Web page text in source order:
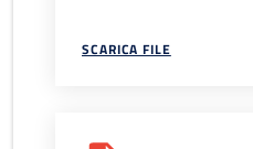
SCARICA FILE